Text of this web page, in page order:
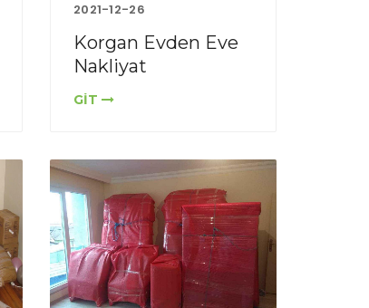
2021-12-26
Korgan Evden Eve
Nakliyat
GİT